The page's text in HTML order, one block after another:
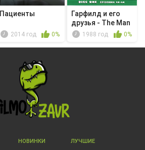
Пациенты
2014 год 0%
Гарфилд и его
друзья - The Man
Who Ha...
1988 год 0%
НОВИНКИ ЛУЧШИЕ